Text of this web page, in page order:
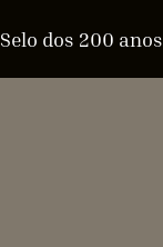
Selo dos 200 anos